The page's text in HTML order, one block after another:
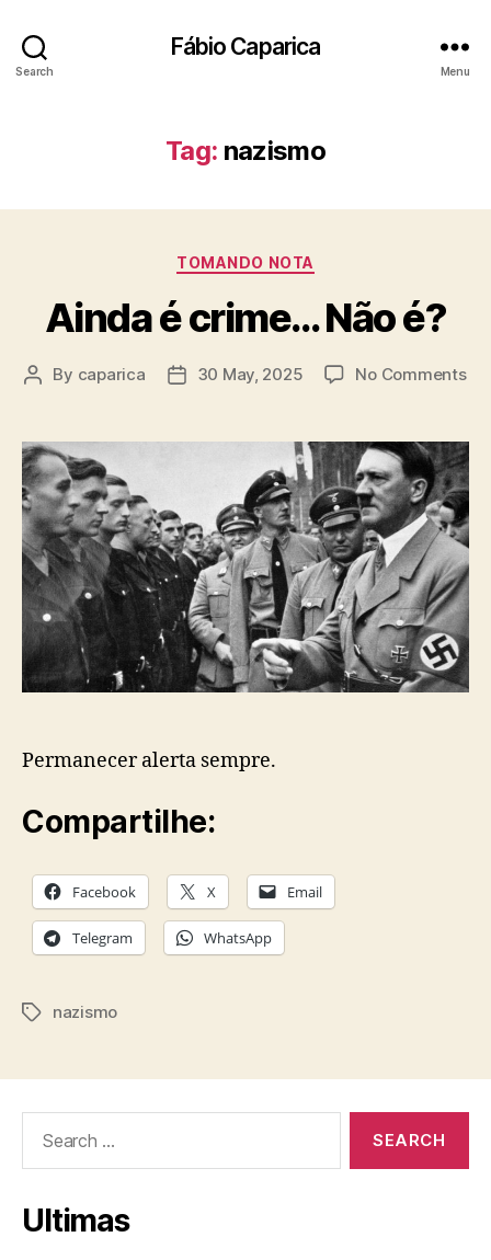
Search
Fábio Caparica
Menu
Tag: nazismo
Categories
TOMANDO NOTA
Ainda é crime… Não é?
Post
By caparica
Post30 May, 2025 No Commentson
é?
Permanecer alerta sempre.
Compartilhe:
Facebook X Email
Telegram WhatsApp
Tagsnazismo
Ultimas